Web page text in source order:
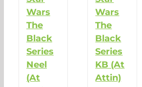
Wars
The
Black
Series
Neel
(At
Wars
The
Black
Series
KB (At
Attin)